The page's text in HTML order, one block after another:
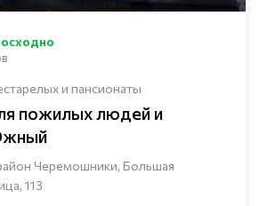
и пансионаты
пожилых людей и
Черемошники, Большая
113